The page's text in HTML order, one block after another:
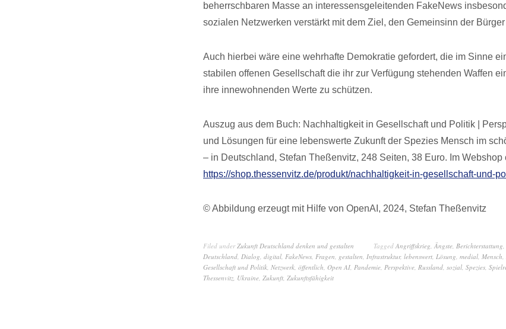
beherrschbaren Masse an interessensgeleitenden FakeNews
sozialen Netzwerken verstärkt mit dem Ziel, den Gemeinsinn der
Auch hierbei wäre eine wehrhafte Demokratie gefordert, die im Sinne
stabilen offenen Gesellschaft die ihr zur Verfügung stehenden Waffen
ihre innewohnenden Werte zu schützen.
Auszug aus dem Buch: Nachhaltigkeit in Gesellschaft und Politik |
und Lösungen für eine lebenswerte Zukunft der Spezies Mensch im
– in Deutschland, Stefan Theßenvitz, 248 Seiten, 38 Euro. Im Webshop
https://shop.thessenvitz.de/produkt/nachhaltigkeit-in-gesellschaft-und-
© Abbildung erzeugt mit Hilfe von OpenAI, 2024, Stefan Theßenvitz
Filed underZukunft Deutschland denken und gestalten Tagged Angriffskrieg, Ängste, Berichterstattung,
Deutschland, Dialog, digital, FakeNews, Fragen, gestalten, Infrastruktur, lebenswert, Lösung, medial, Mensch,
Gesellschaft und Politik, Netzwerk, öffentlich, Open AI, Pandemie, Perspektive, Russland, sozial, Spezies,
Thessenvitz, Ukraine, Zukunft, Zukunftsfähigkeit